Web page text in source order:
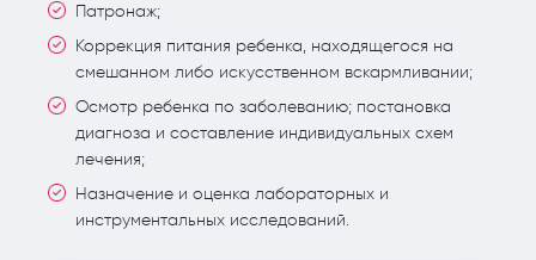
Патронаж;
Коррекция питания ребенка, находящегося на
смешанном либо искусственном вскармливании;
Осмотр ребенка по заболеванию; постановка
диагноза и составление индивидуальных схем
лечения;
Назначение и оценка лабораторных и
инструментальных исследований.